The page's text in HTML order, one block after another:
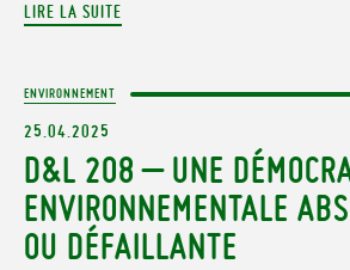
LIRE LA SUITE
ENVIRONNEMENT
25.04.2025
D&L 208 – UNE
ENVIRONNEMENTALE
OU DÉFAILLANTE